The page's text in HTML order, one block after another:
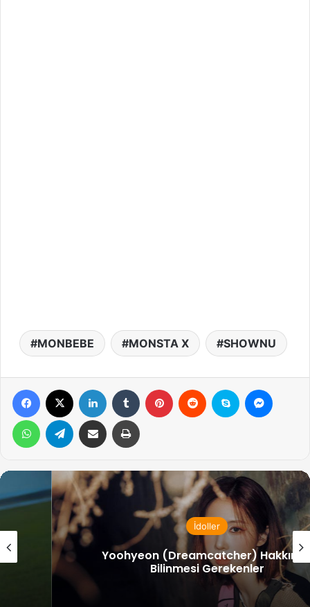
MONBEBE MONSTA X SHOWNU
Facebook LinkedIn Tumblr Pinterest Reddit Skype
WhatsAppTelegram Email ile gönder Yazdır
İdoller
Yoohyeon (Dreamcatcher) Hakkında
Bilinmesi Gerekenler